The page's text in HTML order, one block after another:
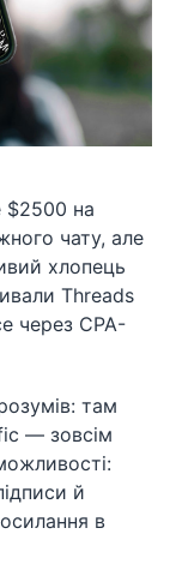
$2500 на
чату, але
хлопець
Threads
через CPA-
там
— зовсім
й
в